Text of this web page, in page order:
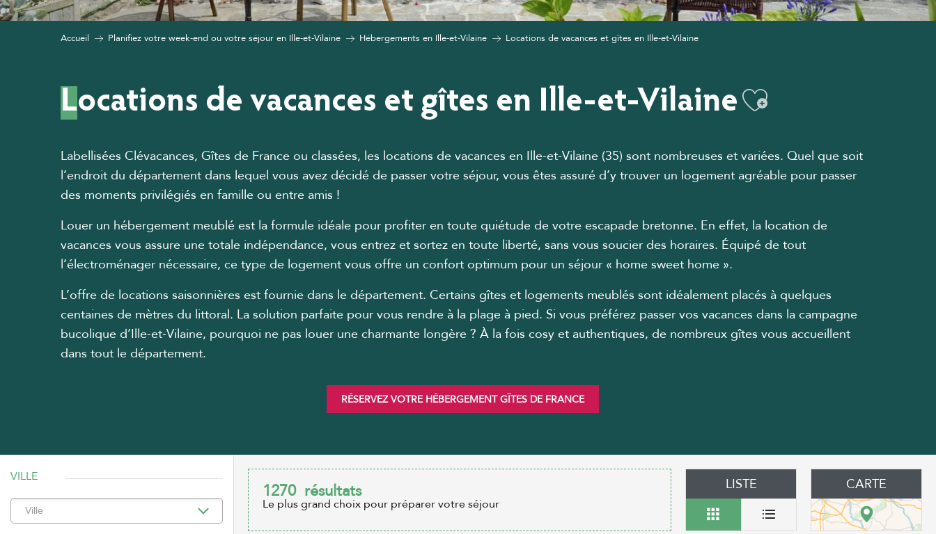
Accueil Planifiez votre week-end ou votre séjour en Ille-et-Vilaine Hébergements en Ille-et-Vilaine Locations de vacances et gîtes en Ille-et-Vilaine
Locations de vacances et gîtes en Ille-et-VilaineAjouter aux
Labellisées Clévacances, Gîtes de France ou classées, les locations de vacances en Ille-et-Vilaine (35) sont nombreuses et variées. Quel que soit
l’endroit du département dans lequel vous avez décidé de passer votre séjour, vous êtes assuré d’y trouver un logement agréable pour passer
des moments privilégiés en famille ou entre amis !
Louer un hébergement meublé est la formule idéale pour profiter en toute quiétude de votre escapade bretonne. En effet, la location de
vacances vous assure une totale indépendance, vous entrez et sortez en toute liberté, sans vous soucier des horaires. Équipé de tout
l’électroménager nécessaire, ce type de logement vous offre un confort optimum pour un séjour « home sweet home ».
L’offre de locations saisonnières est fournie dans le département. Certains gîtes et logements meublés sont idéalement placés à quelques
centaines de mètres du littoral. La solution parfaite pour vous rendre à la plage à pied. Si vous préférez passer vos vacances dans la campagne
bucolique d’Ille-et-Vilaine, pourquoi ne pas louer une charmante longère ? À la fois cosy et authentiques, de nombreux gîtes vous accueillent
dans tout le département.
RÉSERVEZ VOTRE HÉBERGEMENT GÎTES DE FRANCE
VILLE
1270 résultats
Le plus grand choix pour préparer votre séjour
LISTE CARTE